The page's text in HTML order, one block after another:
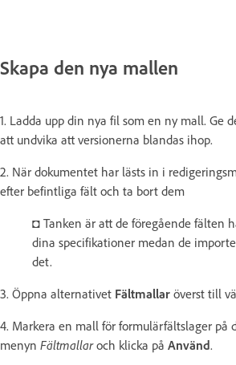
Skapa den nya mallen
1. Ladda upp din nya fil som en ny mall. Ge
att undvika att versionerna blandas ihop.
2. När dokumentet har lästs in i
efter befintliga fält och ta bort dem
◘ Tanken är att de föregående fälten
dina specifikationer medan de
det.
3. Öppna alternativet Fältmallar överst till
4. Markera en mall för formulärfältslager på
menyn Fältmallaroch klicka på Använd.